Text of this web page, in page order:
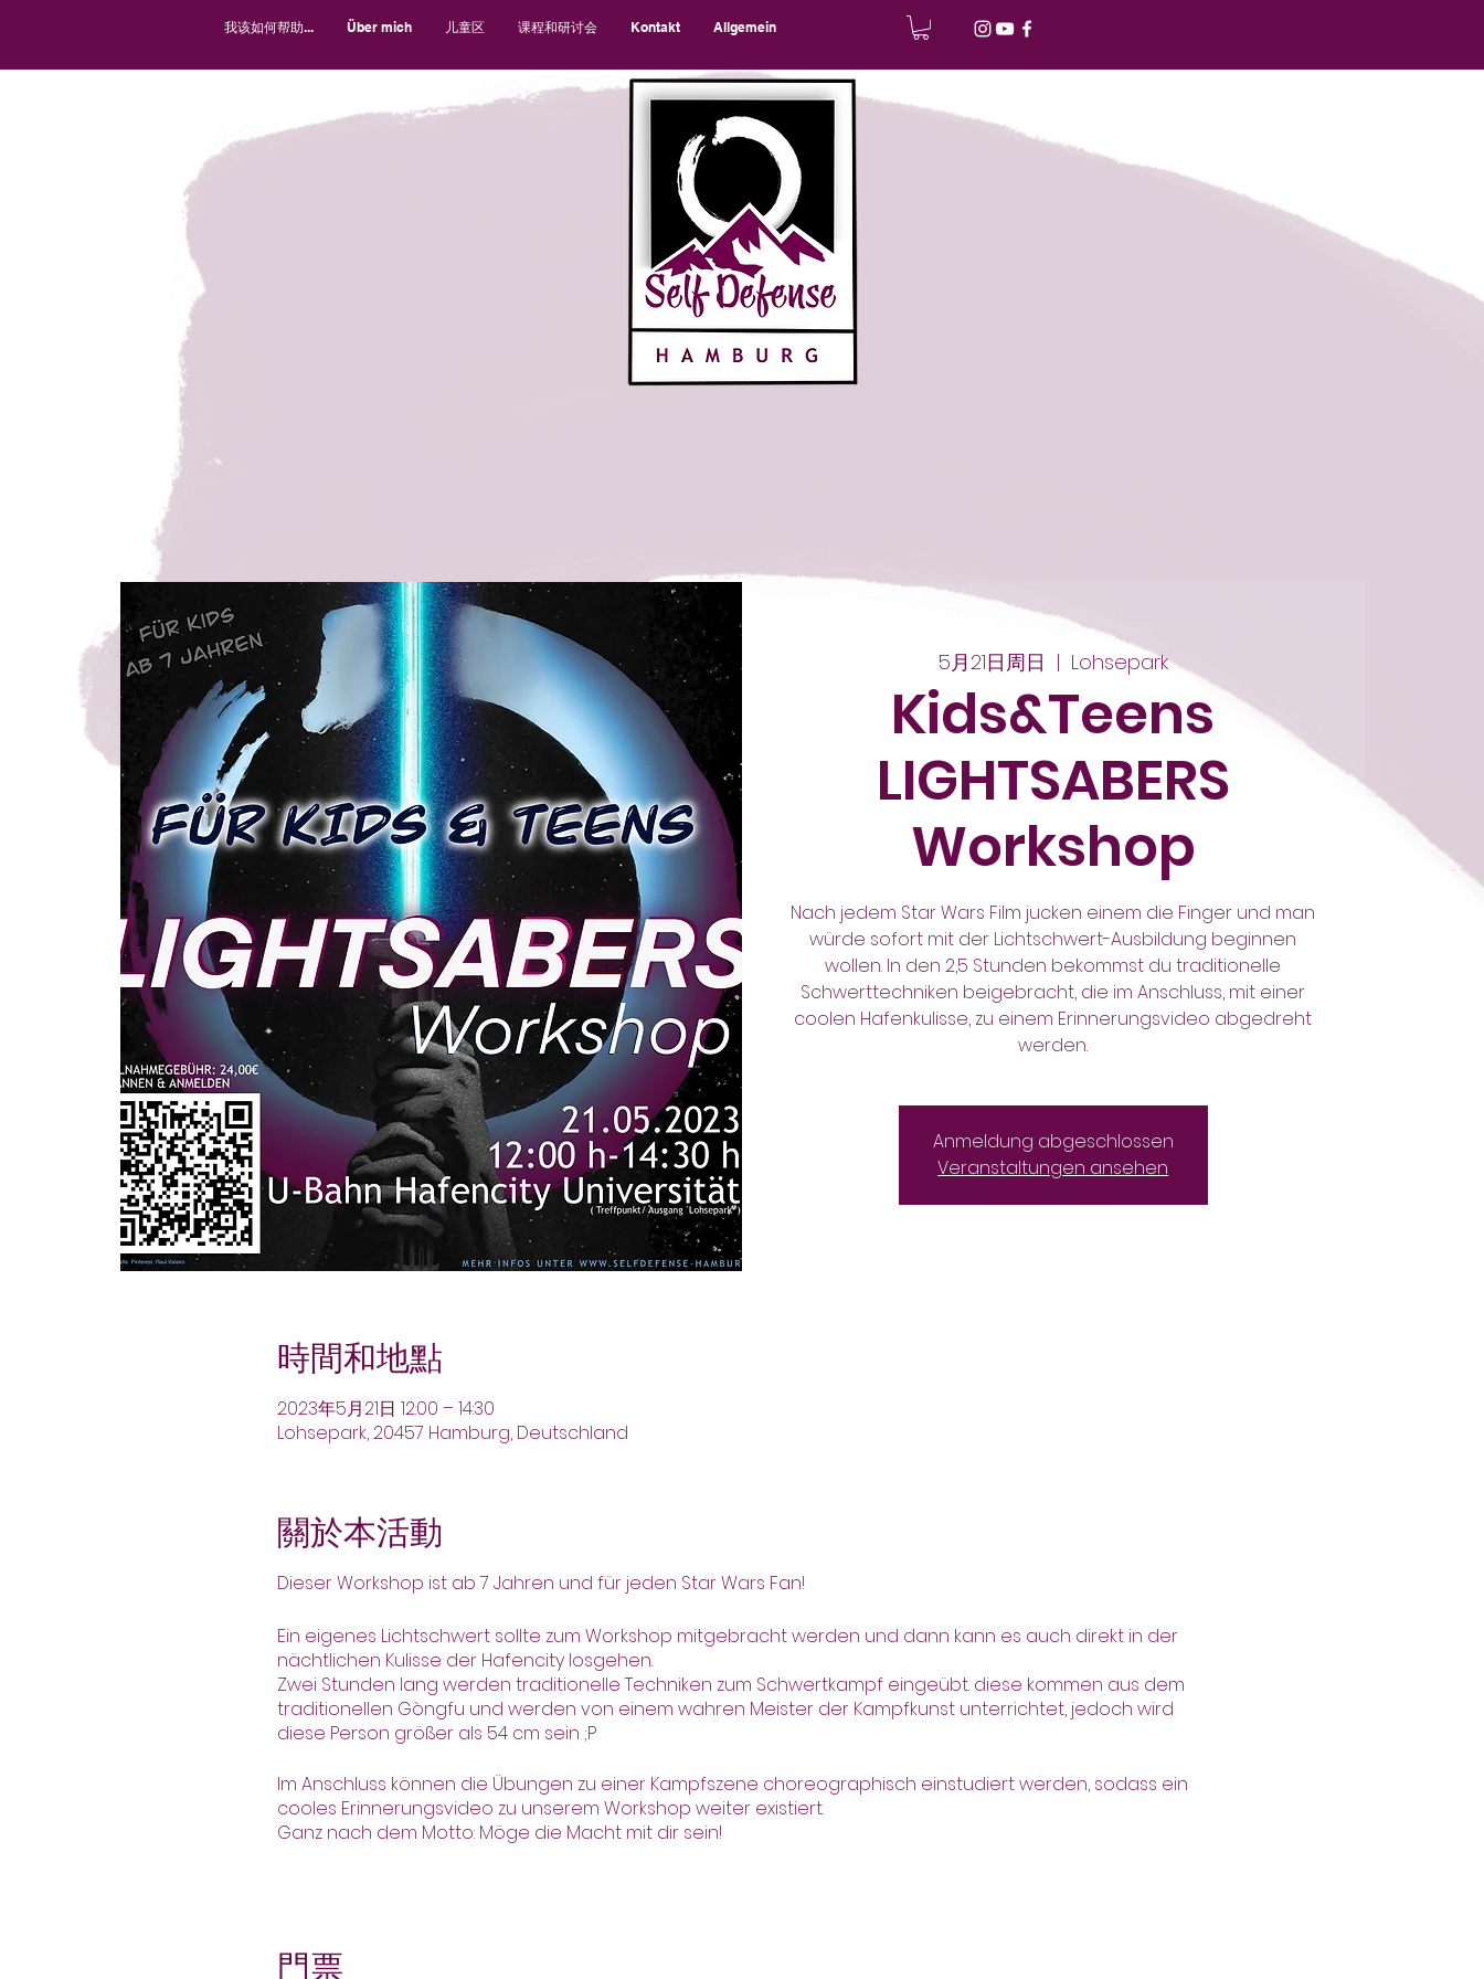
我该如何帮助... Über mich 儿童区 课程和研讨会 Kontakt Allgemein
5月21日周日
  |
Lohsepark
Kids&Teens
LIGHTSABERS
Workshop
Nach jedem Star Wars Film jucken einem die Finger und man
würde sofort mit der Lichtschwert-Ausbildung beginnen
wollen. In den 2,5 Stunden bekommst du traditionelle
Schwerttechniken beigebracht, die im Anschluss, mit einer
coolen Hafenkulisse, zu einem Erinnerungsvideo abgedreht
Anmeldung abgeschlossen
Veranstaltungen ansehen
時間和地點
2023年5月21日 12:00 – 14:30
Lohsepark, 20457 Hamburg, Deutschland
關於本活動
Dieser Workshop ist ab 7 Jahren und für jeden Star Wars Fan!
Ein eigenes Lichtschwert sollte zum Workshop mitgebracht werden und dann kann es auch direkt in der
nächtlichen Kulisse der Hafencity losgehen.
Zwei Stunden lang werden traditionelle Techniken zum Schwertkampf eingeübt. diese kommen aus dem
traditionellen Gòngfu und werden von einem wahren Meister der Kampfkunst unterrichtet, jedoch wird
diese Person größer als 54 cm sein ;P
Im Anschluss können die Übungen zu einer Kampfszene choreographisch einstudiert werden, sodass ein
cooles Erinnerungsvideo zu unserem Workshop weiter existiert.
Ganz nach dem Motto: Möge die Macht mit dir sein!
門票